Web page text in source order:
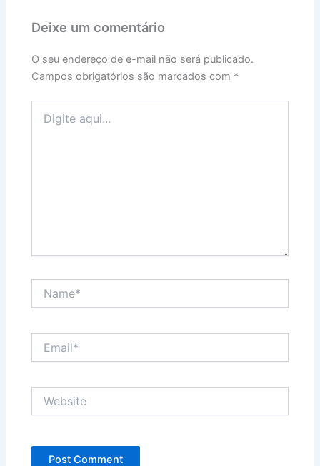
Deixe um comentário
O seu endereço de e-mail não será publicado.
Campos obrigatórios são marcados com *
aqui...